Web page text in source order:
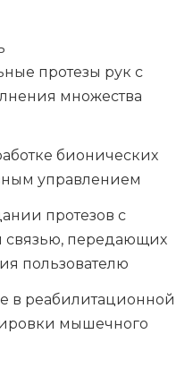
протезы рук с
множества
бионических
управлением
протезов с
связью, передающих
пользователю
в реабилитационной
мышечного